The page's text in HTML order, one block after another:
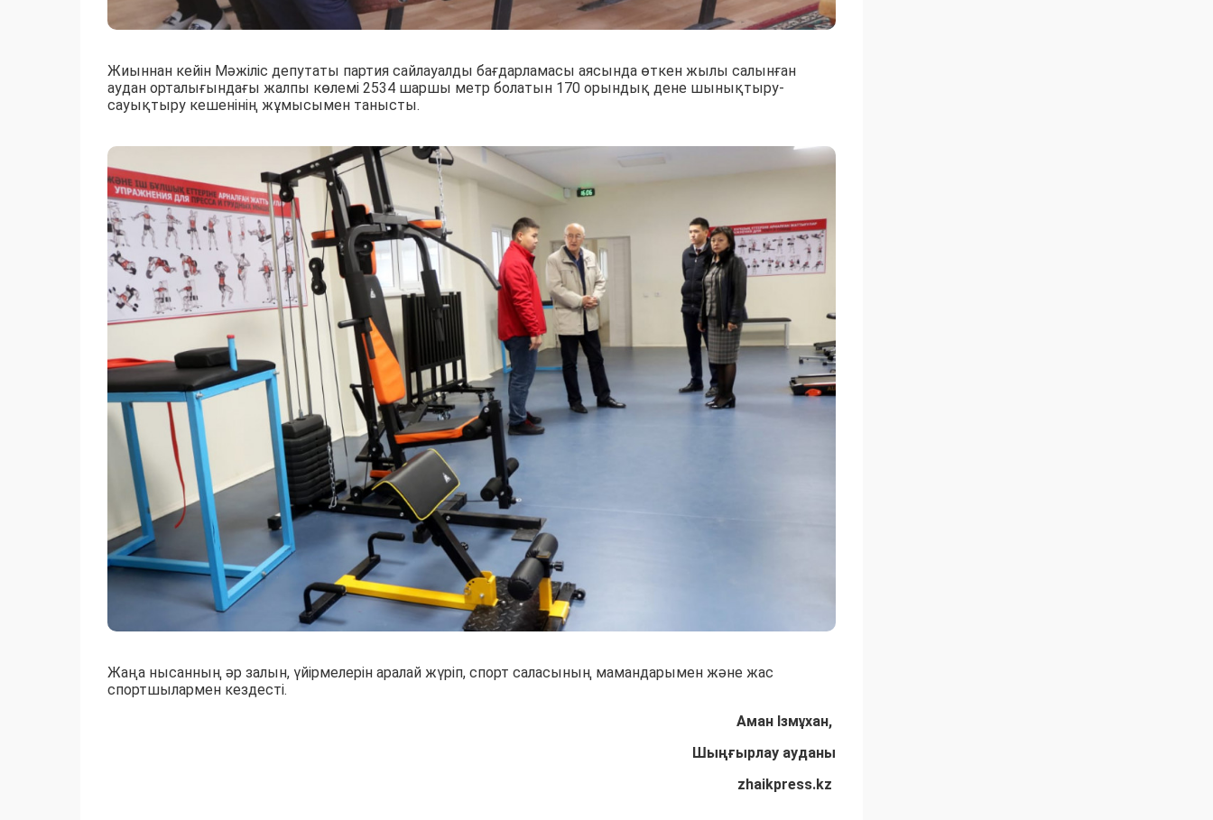
Жиыннан кейін Мәжіліс депутаты партия сайлауалды бағдарламасы аясында өткен жылы салынған
аудан орталығындағы жалпы көлемі 2534 шаршы метр болатын 170 орындық дене шынықтыру-
сауықтыру кешенінің жұмысымен танысты.
Жаңа нысанның әр залын, үйірмелерін аралай жүріп, спорт саласының мамандарымен және жас
спортшылармен кездесті.
Аман Ізмұхан,
Шыңғырлау ауданы
zhaikpress.kz